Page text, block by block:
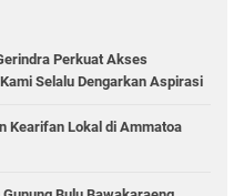
Perkuat Akses
Selalu Dengarkan Aspirasi
Kearifan Lokal di Ammatoa